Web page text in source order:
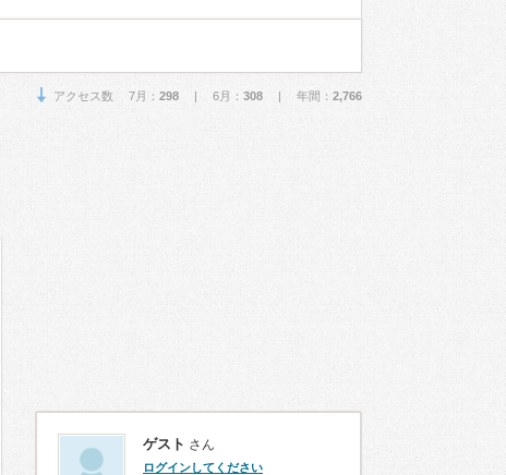
アクセス数 7月： 298 | 6月： 308 | 年間： 2,766
ゲスト さん
ログインしてください